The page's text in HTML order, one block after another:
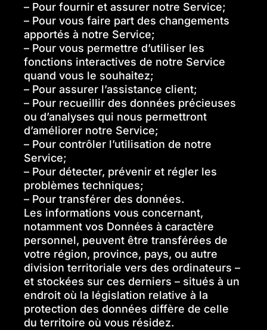
– Pour fournir et assurer notre Service;
– Pour vous faire part des changements
apportés à notre Service;
– Pour vous permettre d’utiliser les
fonctions interactives de notre Service
quand vous le souhaitez;
– Pour assurer l’assistance client;
– Pour recueillir des données précieuses
ou d’analyses qui nous permettront
d’améliorer notre Service;
– Pour contrôler l’utilisation de notre
Service;
– Pour détecter, prévenir et régler les
problèmes techniques;
– Pour transférer des données.
Les informations vous concernant,
notamment vos Données à caractère
personnel, peuvent être transférées de
votre région, province, pays, ou autre
division territoriale vers des ordinateurs –
et stockées sur ces derniers – situés à un
endroit où la législation relative à la
protection des données diffère de celle
du territoire où vous résidez.